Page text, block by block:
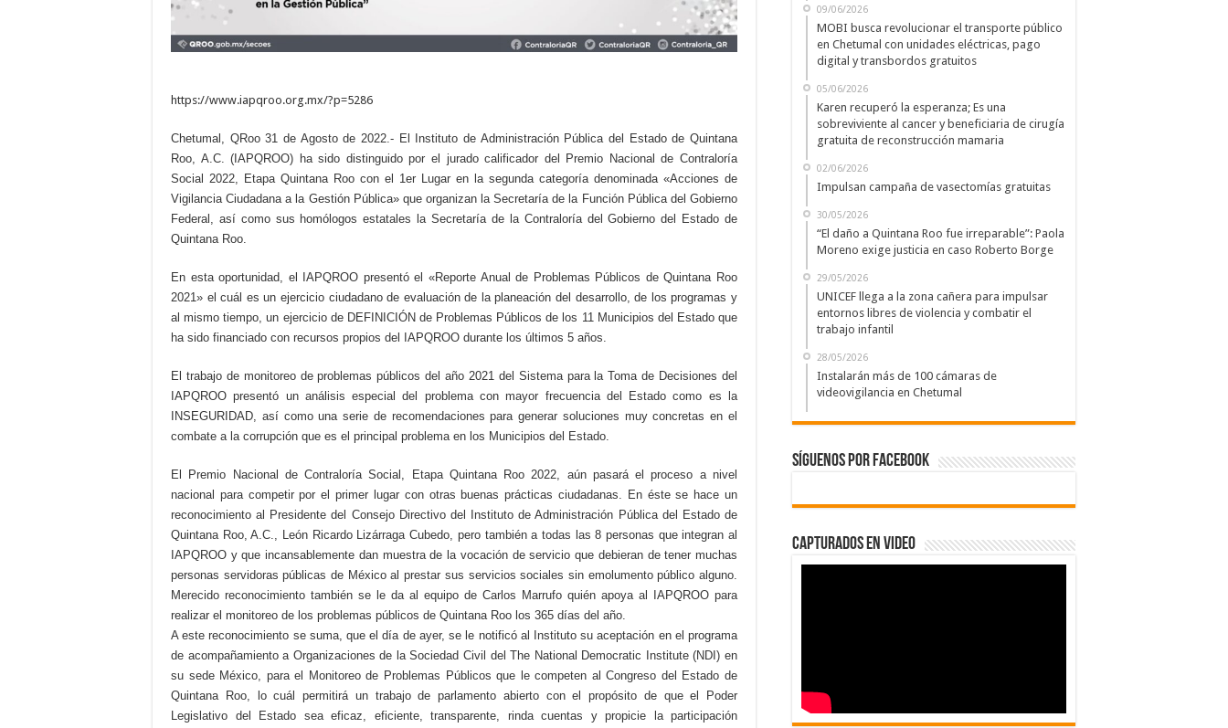
https://www.iapqroo.org.mx/?p=5286
Chetumal, QRoo 31 de Agosto de 2022.- El Instituto de Administración Pública del Estado de Quintana
Roo, A.C. (IAPQROO) ha sido distinguido por el jurado calificador del Premio Nacional de Contraloría
Social 2022, Etapa Quintana Roo con el 1er Lugar en la segunda categoría denominada «Acciones de
Vigilancia Ciudadana a la Gestión Pública» que organizan la Secretaría de la Función Pública del Gobierno
Federal, así como sus homólogos estatales la Secretaría de la Contraloría del Gobierno del Estado de
Quintana Roo.
En esta oportunidad, el IAPQROO presentó el «Reporte Anual de Problemas Públicos de Quintana Roo
2021» el cuál es un ejercicio ciudadano de evaluación de la planeación del desarrollo, de los programas y
al mismo tiempo, un ejercicio de DEFINICIÓN de Problemas Públicos de los 11 Municipios del Estado que
ha sido financiado con recursos propios del IAPQROO durante los últimos 5 años.
El trabajo de monitoreo de problemas públicos del año 2021 del Sistema para la Toma de Decisiones del
IAPQROO presentó un análisis especial del problema con mayor frecuencia del Estado como es la
INSEGURIDAD, así como una serie de recomendaciones para generar soluciones muy concretas en el
combate a la corrupción que es el principal problema en los Municipios del Estado.
El Premio Nacional de Contraloría Social, Etapa Quintana Roo 2022, aún pasará el proceso a nivel
nacional para competir por el primer lugar con otras buenas prácticas ciudadanas. En éste se hace un
reconocimiento al Presidente del Consejo Directivo del Instituto de Administración Pública del Estado de
Quintana Roo, A.C., León Ricardo Lizárraga Cubedo, pero también a todas las 8 personas que integran al
IAPQROO y que incansablemente dan muestra de la vocación de servicio que debieran de tener muchas
personas servidoras públicas de México al prestar sus servicios sociales sin emolumento público alguno.
Merecido reconocimiento también se le da al equipo de Carlos Marrufo quién apoya al IAPQROO para
realizar el monitoreo de los problemas públicos de Quintana Roo los 365 días del año.
A este reconocimiento se suma, que el día de ayer, se le notificó al Instituto su aceptación en el programa
de acompañamiento a Organizaciones de la Sociedad Civil del The National Democratic Institute (NDI) en
su sede México, para el Monitoreo de Problemas Públicos que le competen al Congreso del Estado de
Quintana Roo, lo cuál permitirá un trabajo de parlamento abierto con el propósito de que el Poder
Legislativo del Estado sea eficaz, eficiente, transparente, rinda cuentas y propicie la participación
09/06/2026
MOBI busca revolucionar el transporte público
en Chetumal con unidades eléctricas, pago
digital y transbordos gratuitos
05/06/2026
Karen recuperó la esperanza; Es una
sobreviviente al cancer y beneficiaria de cirugía
gratuita de reconstrucción mamaria
02/06/2026
Impulsan campaña de vasectomías gratuitas
30/05/2026
“El daño a Quintana Roo fue irreparable”: Paola
Moreno exige justicia en caso Roberto Borge
29/05/2026
UNICEF llega a la zona cañera para impulsar
entornos libres de violencia y combatir el
trabajo infantil
28/05/2026
Instalarán más de 100 cámaras de
videovigilancia en Chetumal
Síguenos por Facebook
Capturados en Video